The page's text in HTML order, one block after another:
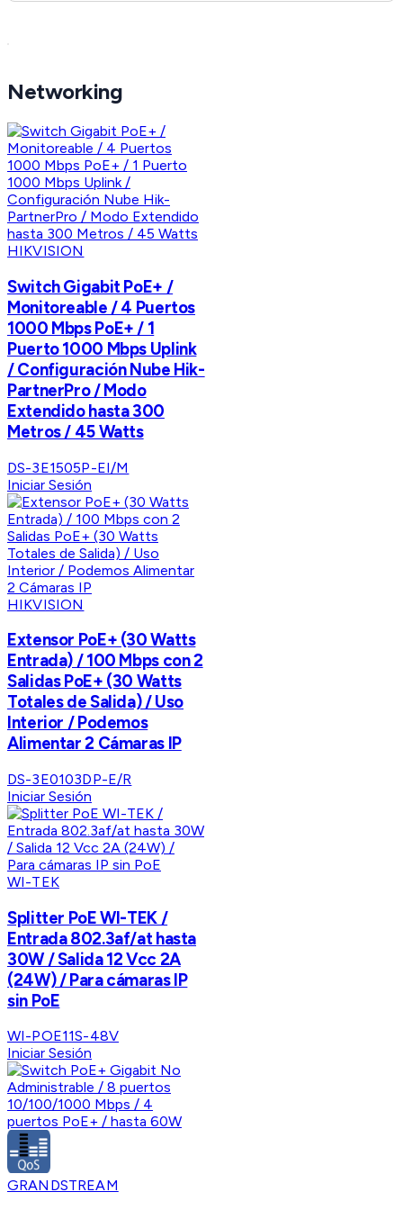
Networking
HIKVISION
Switch Gigabit PoE+ /
Monitoreable / 4 Puertos
1000 Mbps PoE+ / 1
Puerto 1000 Mbps Uplink
/ Configuración Nube Hik-
PartnerPro / Modo
Extendido hasta 300
Metros / 45 Watts
DS-3E1505P-EI/M
Iniciar Sesión
HIKVISION
Extensor PoE+ (30 Watts
Entrada) / 100 Mbps con 2
Salidas PoE+ (30 Watts
Totales de Salida) / Uso
Interior / Podemos
Alimentar 2 Cámaras IP
DS-3E0103DP-E/R
Iniciar Sesión
WI-TEK
Splitter PoE WI-TEK /
Entrada 802.3af/at hasta
30W / Salida 12 Vcc 2A
(24W) / Para cámaras IP
sin PoE
WI-POE11S-48V
Iniciar Sesión
GRANDSTREAM